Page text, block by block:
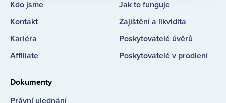
Kdo jsme
Kontakt
Kariéra
Affiliate
Jak to funguje
Zajištění a likvidita
Poskytovatelé úvěrů
Poskytovatelé v prodlení
Dokumenty